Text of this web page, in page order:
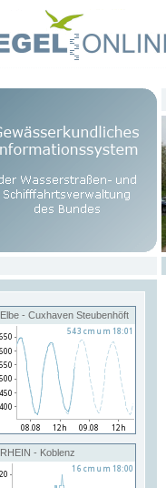
Elbe - Cuxhaven Steubenhöft
RHEIN - Koblenz